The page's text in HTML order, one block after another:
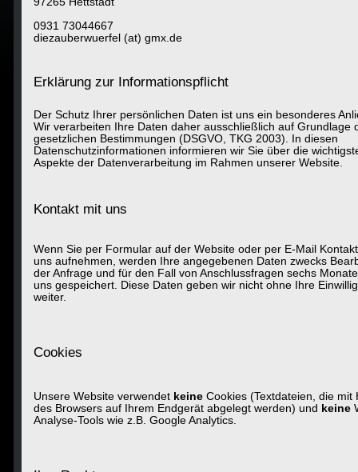
0931 73044667
diezauberwuerfel (at) gmx.de
Erklärung zur Informationspflicht
Der Schutz Ihrer persönlichen Daten ist uns ein besonderes
Wir verarbeiten Ihre Daten daher ausschließlich auf Grundlage
gesetzlichen Bestimmungen (DSGVO, TKG 2003). In diesen
Datenschutzinformationen informieren wir Sie über die
Aspekte der Datenverarbeitung im Rahmen unserer Website.
Kontakt mit uns
Wenn Sie per Formular auf der Website oder per E-Mail
uns aufnehmen, werden Ihre angegebenen Daten zwecks
der Anfrage und für den Fall von Anschlussfragen sechs
uns gespeichert. Diese Daten geben wir nicht ohne Ihre
weiter.
Cookies
Unsere Website verwendet keine Cookies (Textdateien, die mit
des Browsers auf Ihrem Endgerät abgelegt werden) und keine
Analyse-Tools wie z.B. Google Analytics.